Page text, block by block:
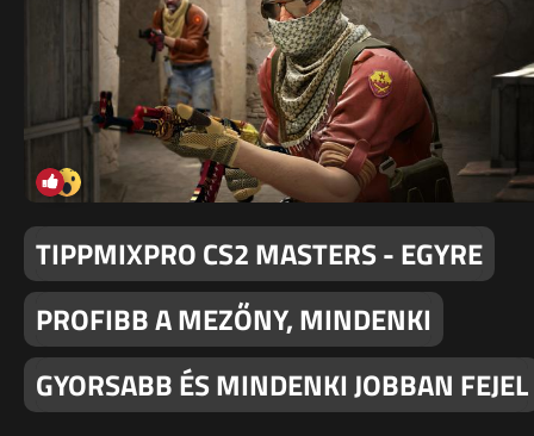
TIPPMIXPRO CS2 MASTERS - EGYRE
PROFIBB A MEZŐNY, MINDENKI
GYORSABB ÉS MINDENKI JOBBAN FEJEL